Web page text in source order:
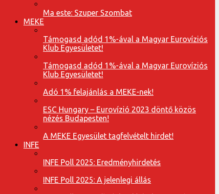
Ma este: Szuper Szombat
MEKE
Támogasd adód 1%-ával a Magyar Eurovíziós
Klub Egyesületet!
Támogasd adód 1%-ával a Magyar Eurovíziós
Klub Egyesületet!
Adó 1% felajánlás a MEKE-nek!
ESC Hungary – Eurovízió 2023 döntő közös
nézés Budapesten!
A MEKE Egyesület tagfelvételt hirdet!
INFE
INFE Poll 2025: Eredményhirdetés
INFE Poll 2025: A jelenlegi állás